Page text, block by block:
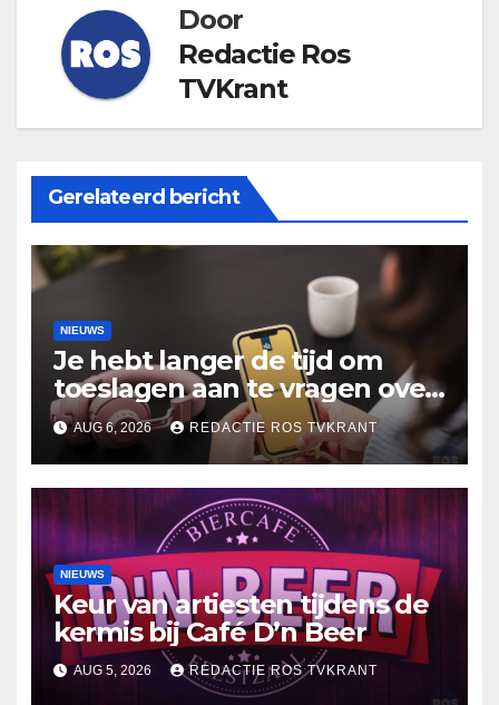
Door
Redactie Ros
TVKrant
Gerelateerd bericht
NIEUWS
Je hebt langer de tijd om
toeslagen aan te vragen over
2025
AUG 6, 2026 REDACTIE ROS TVKRANT
NIEUWS
Keur van artiesten tijdens de
kermis bij Café D’n Beer
AUG 5, 2026 REDACTIE ROS TVKRANT